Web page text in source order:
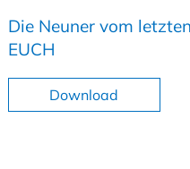
Die Neuner vom
EUCH
Download